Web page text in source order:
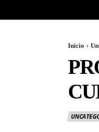
Inicio